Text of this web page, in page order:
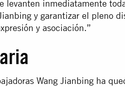
levanten inmediatamente
y garantizar el pleno
y asociación.”
Wang Jianbing ha